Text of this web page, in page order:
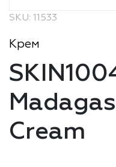
SKU: 11533
Крем
Cream